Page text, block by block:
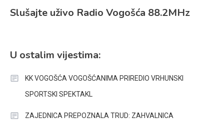
Slušajte uživo Radio Vogošća 88.2MHz
U ostalim vijestima:
KK VOGOŠĆA VOGOŠĆANIMA PRIREDIO VRHUNSKI
SPORTSKI SPEKTAKL
ZAJEDNICA PREPOZNALA TRUD: ZAHVALNICA